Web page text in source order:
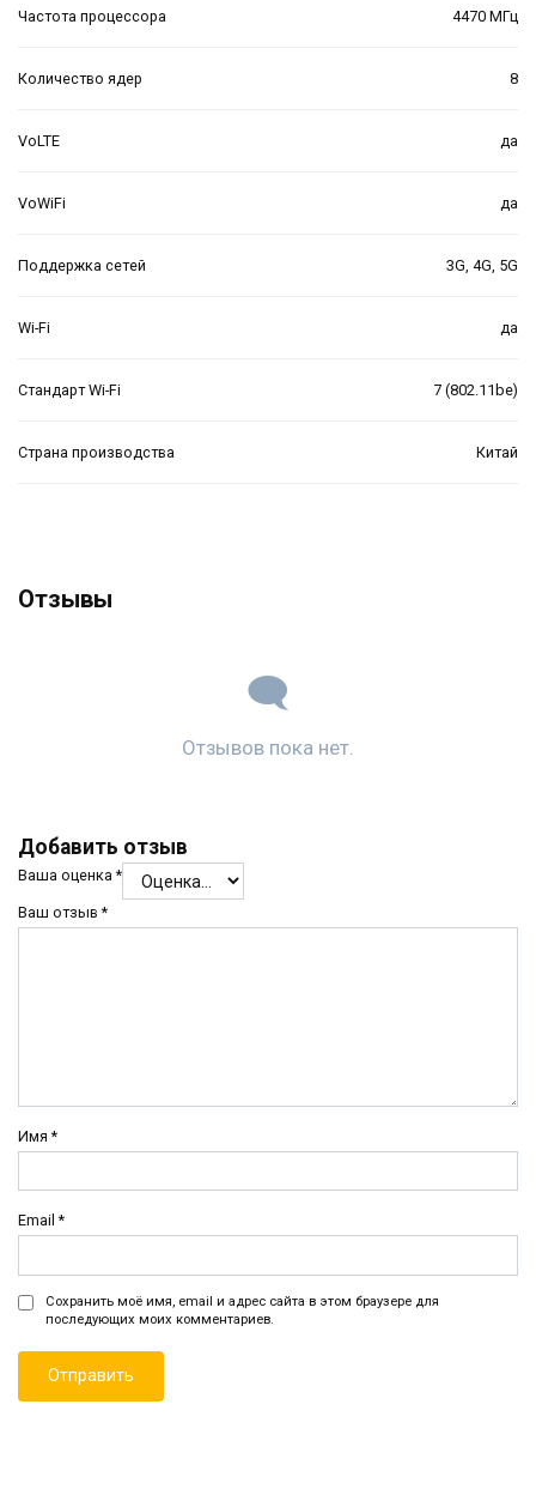
Частота процессора 4470 МГц
Количество ядер 8
VoLTE да
VoWiFi да
Поддержка сетей 3G, 4G, 5G
Wi-Fi да
Стандарт Wi-Fi 7 (802.11be)
Страна производства Китай
Отзывы
Отзывов пока нет.
Добавить отзыв
Ваша оценка*
Ваш отзыв*
Имя*
Email*
Сохранить моё имя, email и адрес сайта в этом браузере для
последующих моих комментариев.